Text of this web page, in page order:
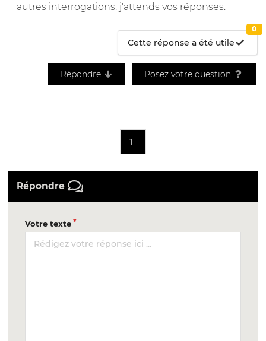
autres interrogations, j'attends vos réponses.
Cette réponse a été utile
0
Répondre Posez votre question
1
Répondre
Votre texte